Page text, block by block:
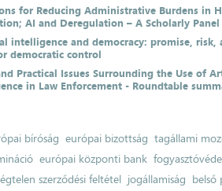
for Reducing Administrative Burdens in
AI and Deregulation – A Scholarly
intelligence and democracy: promise, risk,
democratic control
Practical Issues Surrounding the Use of
in Law Enforcement - Roundtable
bíróság európai bizottság tagállami
európai központi bank
szerződési feltétel jogállamiság belső